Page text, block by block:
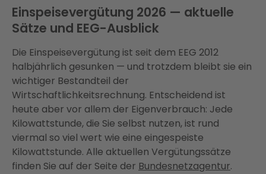
Einspeisevergütung 2026 — aktuelle
Sätze und EEG-Ausblick
Die Einspeisevergütung ist seit dem EEG 2012
halbjährlich gesunken — und trotzdem bleibt sie ein
wichtiger Bestandteil der
Wirtschaftlichkeitsrechnung. Entscheidend ist
heute aber vor allem der Eigenverbrauch: Jede
Kilowattstunde, die Sie selbst nutzen, ist rund
viermal so viel wert wie eine eingespeiste
Kilowattstunde. Alle aktuellen Vergütungssätze
finden Sie auf der Seite der Bundesnetzagentur.